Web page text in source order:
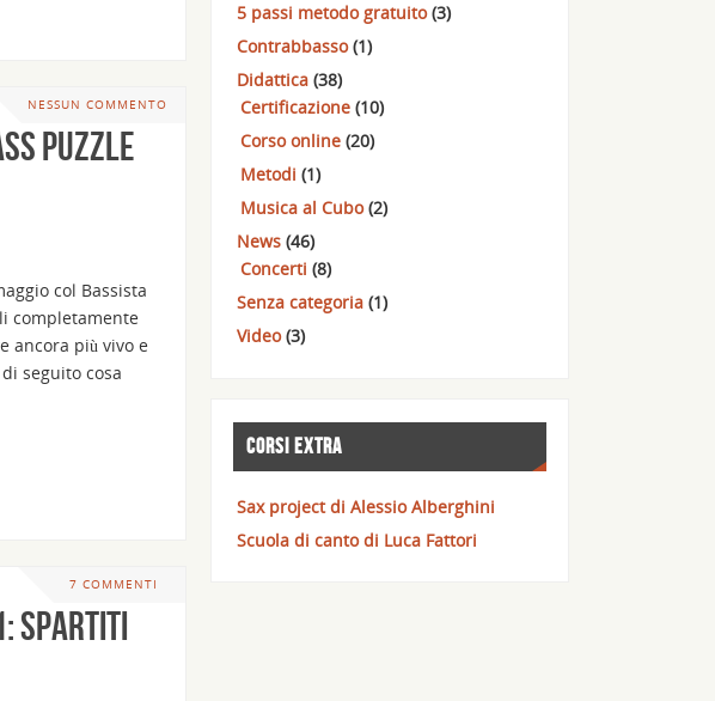
NESSUN COMMENTO
Puzzle
col Bassista
completamente
ancora più vivo e
seguito cosa
7 COMMENTI
Spartiti
5 passi metodo gratuito(3)
Contrabbasso(1)
Didattica (38)
Certificazione (10)
Corso online (20)
Metodi (1)
Musica al Cubo(2)
News (46)
Concerti (8)
Senza categoria (1)
Video(3)
CORSI EXTRA
Sax project di Alessio Alberghini
Scuola di canto di Luca Fattori